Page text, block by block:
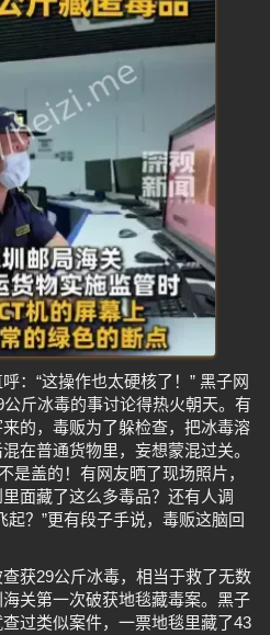
：“这操作也太硬核了！” 黑子网
公斤冰毒的事讨论得热火朝天。有
的，毒贩为了躲检查，把冰毒溶
在普通货物里，妄想蒙混过关。
是盖的！有网友晒了现场照片，
面藏了这么多毒品？还有人调
？”更有段子手说，毒贩这脑回
获29公斤冰毒，相当于救了无数
关第一次破获地毯藏毒案。黑子
过类似案件，一票地毯里藏了43